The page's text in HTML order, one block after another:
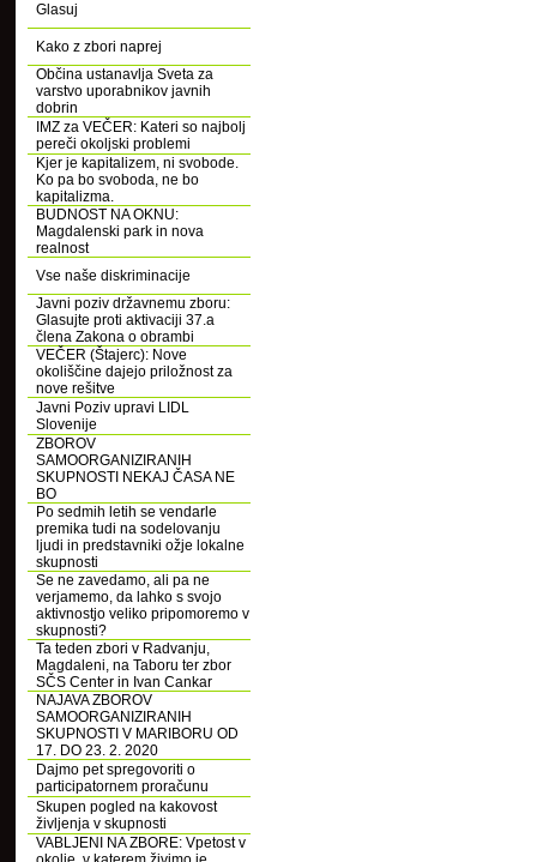
Glasuj
Kako z zbori naprej
Občina ustanavlja Sveta za
varstvo uporabnikov javnih
dobrin
IMZ za VEČER: Kateri so najbolj
pereči okoljski problemi
Kjer je kapitalizem, ni svobode.
Ko pa bo svoboda, ne bo
kapitalizma.
BUDNOST NA OKNU:
Magdalenski park in nova
realnost
Vse naše diskriminacije
Javni poziv državnemu zboru:
Glasujte proti aktivaciji 37.a
člena Zakona o obrambi
VEČER (Štajerc): Nove
okoliščine dajejo priložnost za
nove rešitve
Javni Poziv upravi LIDL
Slovenije
ZBOROV
SAMOORGANIZIRANIH
SKUPNOSTI NEKAJ ČASA NE
BO
Po sedmih letih se vendarle
premika tudi na sodelovanju
ljudi in predstavniki ožje lokalne
skupnosti
Se ne zavedamo, ali pa ne
verjamemo, da lahko s svojo
aktivnostjo veliko pripomoremo v
skupnosti?
Ta teden zbori v Radvanju,
Magdaleni, na Taboru ter zbor
SČS Center in Ivan Cankar
NAJAVA ZBOROV
SAMOORGANIZIRANIH
SKUPNOSTI V MARIBORU OD
17. DO 23. 2. 2020
Dajmo pet spregovoriti o
participatornem proračunu
Skupen pogled na kakovost
življenja v skupnosti
VABLJENI NA ZBORE: Vpetost v